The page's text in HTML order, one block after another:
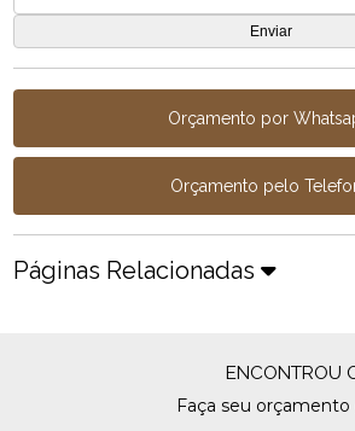
Orçamento por
Orçamento pelo
Páginas Relacionadas
ENCONTROU
Faça seu